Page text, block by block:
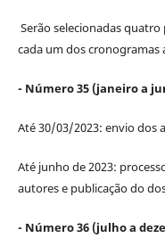
Serão selecionadas
cada um dos cronogramas
- Número 35 (janeiro a
Até 30/03/2023: envio dos
Até junho de 2023:
autores e publicação do
- Número 36 (julho a